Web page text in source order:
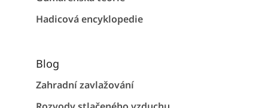
Hadicová encyklopedie
Blog
Zahradní zavlažování